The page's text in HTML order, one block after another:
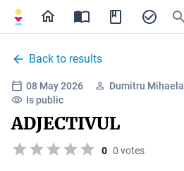
Back to results
08 May 2026 Dumitru Mihaela
Is public
ADJECTIVUL
0 0 votes